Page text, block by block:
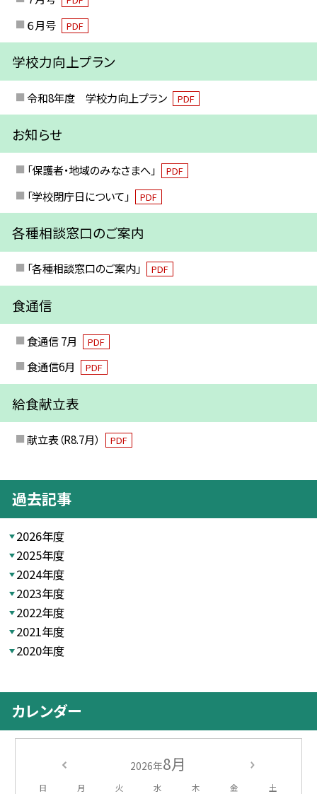
６月号 PDF
学校力向上プラン
令和8年度 学校力向上プラン PDF
お知らせ
「保護者・地域のみなさまへ」 PDF
「学校閉庁日について」 PDF
各種相談窓口のご案内
「各種相談窓口のご案内」 PDF
食通信
食通信 7月 PDF
食通信6月 PDF
給食献立表
献立表（R8.7月） PDF
過去記事
2026年度
2025年度
2024年度
2023年度
2022年度
2021年度
2020年度
カレンダー
2026年8月
日 月 火 水 木 金 土